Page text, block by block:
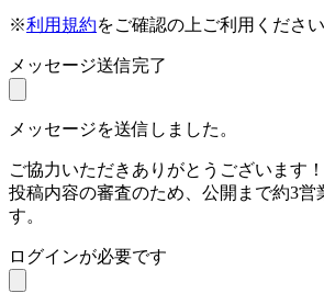
※利用規約をご確認の上ご利用ください
メッセージ送信完了
メッセージを送信しました。
ご協力いただきありがとうございます！
投稿内容の審査のため、公開まで約3営
す。
ログインが必要です